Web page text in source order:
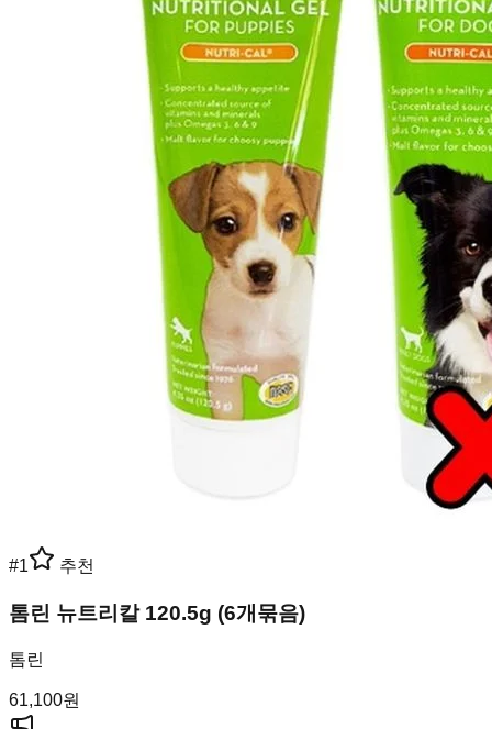
#1 추천
톰린 뉴트리칼 120.5g (6개묶음)
톰린
61,100원